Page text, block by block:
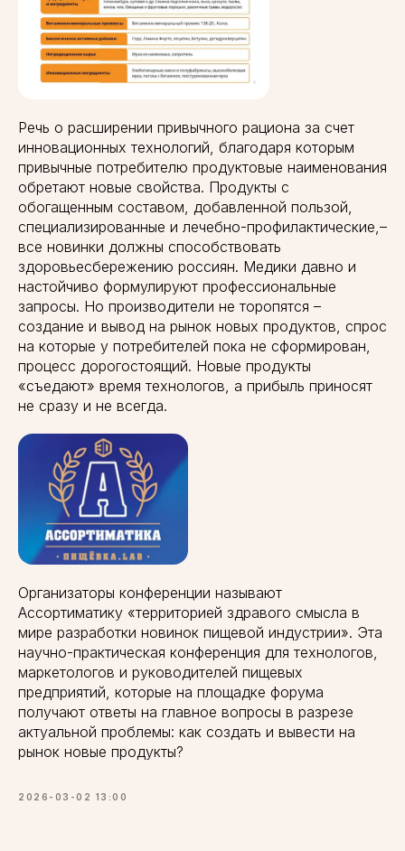
Речь о расширении привычного рациона за счет
инновационных технологий, благодаря которым
привычные потребителю продуктовые наименования
обретают новые свойства. Продукты с
обогащенным составом, добавленной пользой,
специализированные и лечебно-профилактические,–
все новинки должны способствовать
здоровьесбережению россиян. Медики давно и
настойчиво формулируют профессиональные
запросы. Но производители не торопятся –
создание и вывод на рынок новых продуктов, спрос
на которые у потребителей пока не сформирован,
процесс дорогостоящий. Новые продукты
«съедают» время технологов, а прибыль приносят
не сразу и не всегда.
Организаторы конференции называют
Ассортиматику «территорией здравого смысла в
мире разработки новинок пищевой индустрии». Эта
научно-практическая конференция для технологов,
маркетологов и руководителей пищевых
предприятий, которые на площадке форума
получают ответы на главное вопросы в разрезе
актуальной проблемы: как создать и вывести на
рынок новые продукты?
2026-03-02 13:00